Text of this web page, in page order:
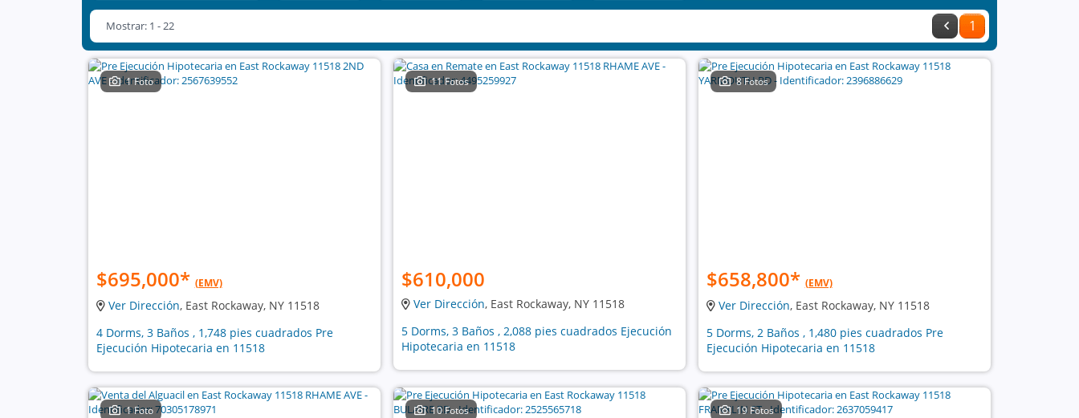
1
Mostrar: 1 - 22
1 Foto
$695,000* (EMV)
Ver Dirección, East Rockaway, NY 11518
4 Dorms, 3 Baños , 1,748 pies cuadrados Pre
Ejecución Hipotecaria en 11518
11 Fotos
$610,000
Ver Dirección, East Rockaway, NY 11518
5 Dorms, 3 Baños , 2,088 pies cuadrados Ejecución
Hipotecaria en 11518
8 Fotos
$658,800* (EMV)
Ver Dirección, East Rockaway, NY 11518
5 Dorms, 2 Baños , 1,480 pies cuadrados Pre
Ejecución Hipotecaria en 11518
1 Foto 10 Fotos 19 Fotos